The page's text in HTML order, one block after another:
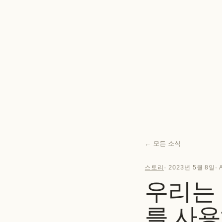
← 모든 소식
스토리 · 2023년 5월 8일 ·
우리는